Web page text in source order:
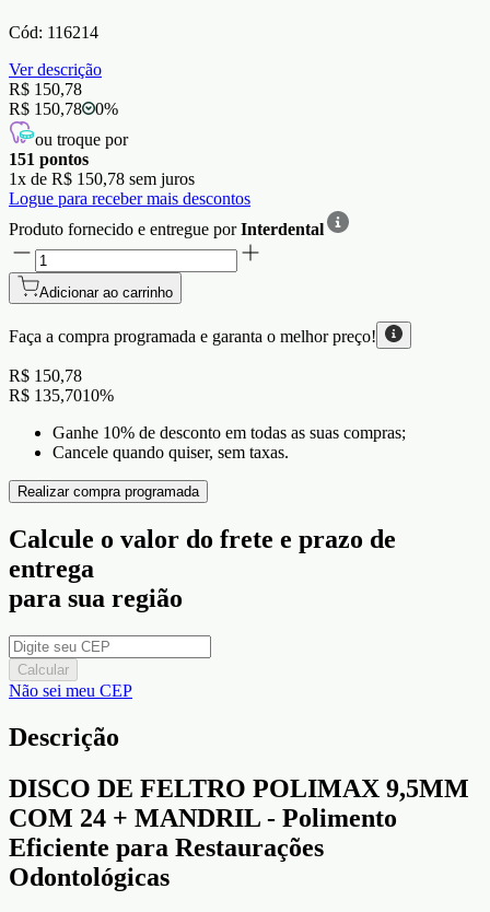
Cód: 116214
Ver descrição
R$ 150,78
R$ 150,78
0%
ou troque por
151 pontos
1x de R$ 150,78 sem juros
Logue para receber mais descontos
Produto fornecido e entregue porInterdental
Adicionar ao carrinho
Faça a compra programada e garanta o melhor preço!
R$ 150,78
R$ 135,7010%
Ganhe 10% de desconto em todas as suas compras;
Cancele quando quiser, sem taxas.
Realizar compra programada
Calcule o valor do frete e prazo de
entrega
para sua região
Calcular
Não sei meu CEP
Descrição
DISCO DE FELTRO POLIMAX 9,5MM
COM 24 + MANDRIL - Polimento
Eficiente para Restaurações
Odontológicas